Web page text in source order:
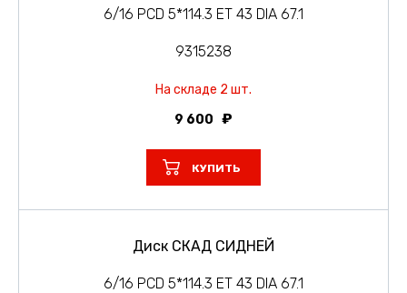
6/16 PCD 5*114.3 ET 43 DIA 67.1
9315238
На складе 2 шт.
9 600
КУПИТЬ
Диск СКАД СИДНЕЙ
6/16 PCD 5*114.3 ET 43 DIA 67.1